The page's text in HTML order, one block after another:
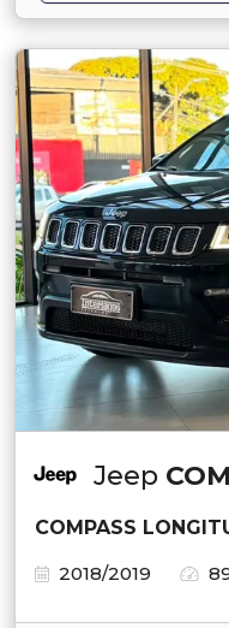
Jeep
COMPASS
2018/2019